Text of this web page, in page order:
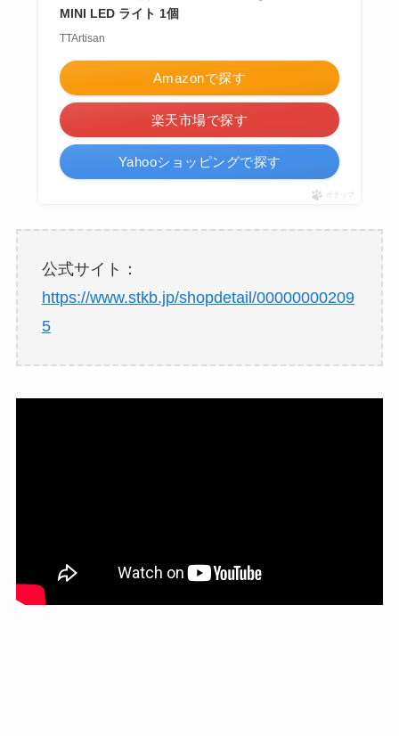
MINI LED ライト 1個
TTArtisan
Amazonで探す
楽天市場で探す
Yahooショッピングで探す
ポチップ
公式サイト：
https://www.stkb.jp/shopdetail/00000000209
5